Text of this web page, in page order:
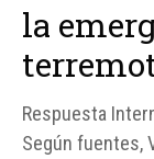
la
Respuesta
Según fuentes,